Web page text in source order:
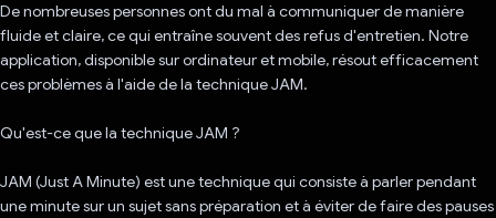
De nombreuses personnes ont du mal à communiquer de manière
fluide et claire, ce qui entraîne souvent des refus d'entretien. Notre
application, disponible sur ordinateur et mobile, résout efficacement
ces problèmes à l'aide de la technique JAM.
Qu'est-ce que la technique JAM ?
JAM (Just A Minute) est une technique qui consiste à parler pendant
une minute sur un sujet sans préparation et à éviter de faire des pauses